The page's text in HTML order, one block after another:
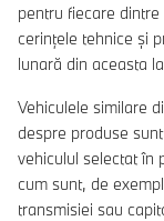
pentru fiecare
cerințele tehnice și
lunară din aceasta
Vehiculele similare
despre produse
vehiculul selectat în
cum sunt, de
transmisiei sau